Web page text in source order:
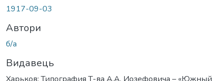
1917-09-03
Автори
б/а
Видавець